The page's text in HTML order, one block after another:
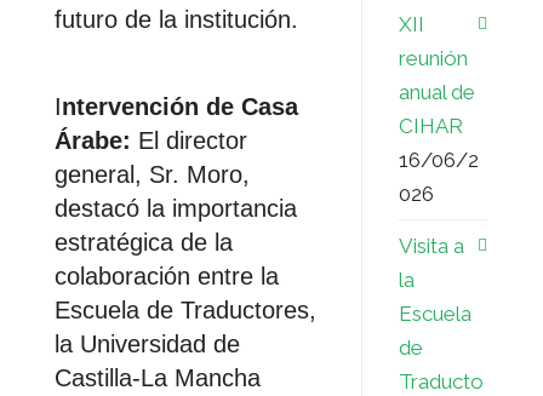
futuro de la institución.
Intervención de Casa
Árabe: El director
general, Sr. Moro,
destacó la importancia
estratégica de la
colaboración entre la
Escuela de Traductores,
la Universidad de
Castilla-La Mancha
XII
reunión
anual de
CIHAR
16/06/2
026
Visita a
la
Escuela
de
Traducto